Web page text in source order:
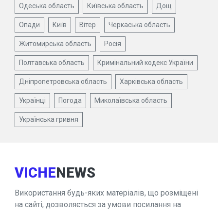
Одеська область Київська область Дощ
Опади Київ Вітер Черкаська область
Житомирська область Росія
Полтавська область Кримінальний кодекс України
Дніпропетровська область Харківська область
Українці Погода Миколаївська область
Українська гривня
VICHENEWS
Використання будь-яких матеріалів, що розміщені
на сайті, дозволяється за умови посилання на